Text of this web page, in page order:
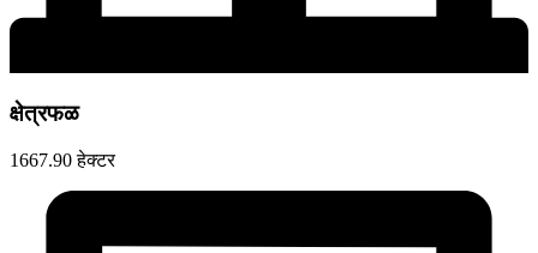
क्षेत्रफळ
1667.90 हेक्टर